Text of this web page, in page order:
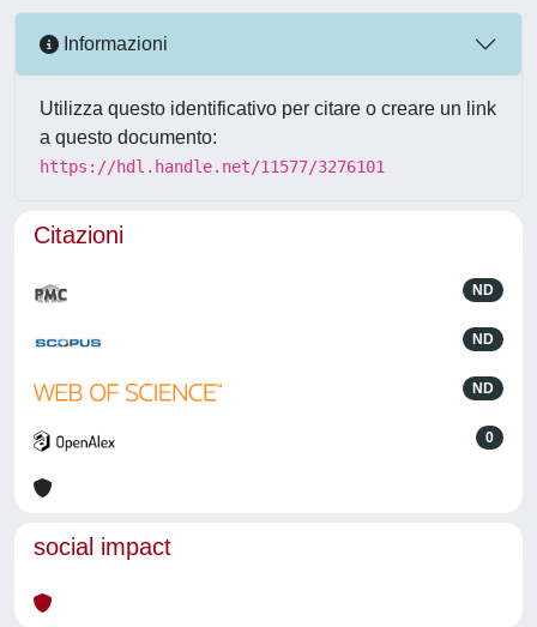
Informazioni
Utilizza questo identificativo per citare o creare un link
a questo documento:
https://hdl.handle.net/11577/3276101
Citazioni
ND
ND
ND
0
social impact